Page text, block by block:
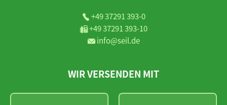
+49 37291 393-0
+49 37291 393-10
info@seil.de
WIR VERSENDEN MIT